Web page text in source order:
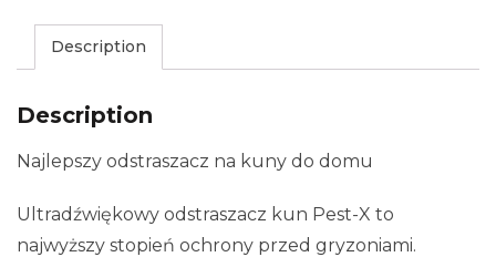
Description
Description
Najlepszy odstraszacz na kuny do domu
Ultradźwiękowy odstraszacz kun Pest-X to
najwyższy stopień ochrony przed gryzoniami.